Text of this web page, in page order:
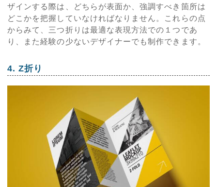
ザインする際は、どちらが表面か、強調すべき箇所は
どこかを把握していなければなりません。これらの点
からみて、三つ折りは最適な表現方法での１つであ
り、また経験の少ないデザイナーでも制作できます。
4. Z折り